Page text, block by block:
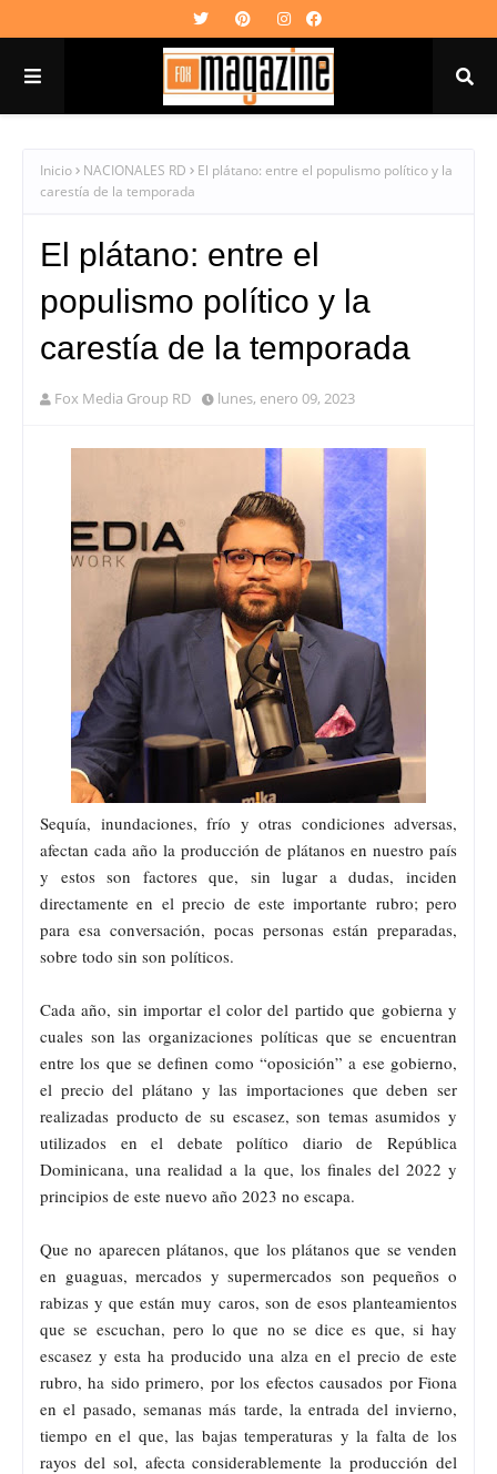
Inicio NACIONALES RD
El plátano: entre el populismo político y la
carestía de la temporada
El plátano: entre el
populismo político y la
carestía de la temporada
Fox Media Group RD lunes, enero 09, 2023
Sequía, inundaciones, frío y otras condiciones adversas,
afectan cada año la producción de plátanos en nuestro país
y estos son factores que, sin lugar a dudas, inciden
directamente en el precio de este importante rubro; pero
para esa conversación, pocas personas están preparadas,
sobre todo sin son políticos.
Cada año, sin importar el color del partido que gobierna y
cuales son las organizaciones políticas que se encuentran
entre los que se definen como “oposición” a ese gobierno,
el precio del plátano y las importaciones que deben ser
realizadas producto de su escasez, son temas asumidos y
utilizados en el debate político diario de República
Dominicana, una realidad a la que, los finales del 2022 y
principios de este nuevo año 2023 no escapa.
Que no aparecen plátanos, que los plátanos que se venden
en guaguas, mercados y supermercados son pequeños o
rabizas y que están muy caros, son de esos planteamientos
que se escuchan, pero lo que no se dice es que, si hay
escasez y esta ha producido una alza en el precio de este
rubro, ha sido primero, por los efectos causados por Fiona
en el pasado, semanas más tarde, la entrada del invierno,
tiempo en el que, las bajas temperaturas y la falta de los
rayos del sol, afecta considerablemente la producción del